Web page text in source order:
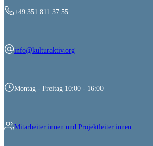
+49 351 811 37 55
info@kulturaktiv.org
Montag - Freitag 10:00 - 16:00
Mitarbeiter:innen und Projektleiter:innen